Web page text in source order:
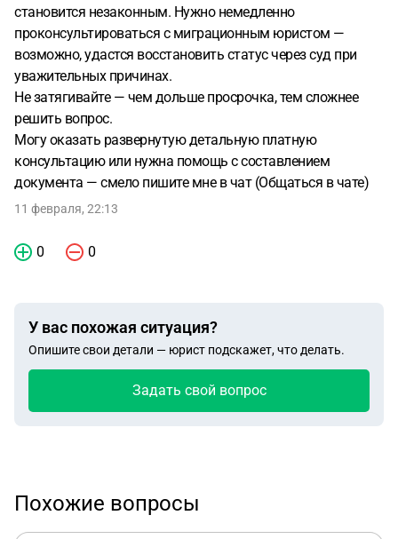
становится незаконным. Нужно немедленно
проконсультироваться с миграционным юристом —
возможно, удастся восстановить статус через суд при
уважительных причинах.
Не затягивайте — чем дольше просрочка, тем сложнее
решить вопрос.
Могу оказать развернутую детальную платную
консультацию или нужна помощь с составлением
документа — смело пишите мне в чат (Общаться в чате)
11 февраля, 22:13
0 0
У вас похожая ситуация?
Опишите свои детали — юрист подскажет, что делать.
Задать свой вопрос
Похожие вопросы